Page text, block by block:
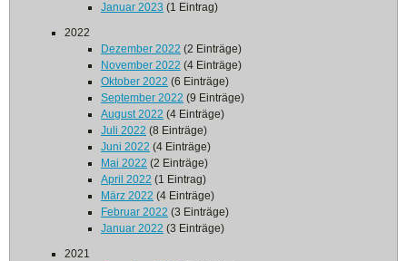
Januar 2023 (1 Eintrag)
2022
Dezember 2022 (2 Einträge)
November 2022 (4 Einträge)
Oktober 2022 (6 Einträge)
September 2022 (9 Einträge)
August 2022 (4 Einträge)
Juli 2022 (8 Einträge)
Juni 2022 (4 Einträge)
Mai 2022 (2 Einträge)
April 2022 (1 Eintrag)
März 2022 (4 Einträge)
Februar 2022 (3 Einträge)
Januar 2022 (3 Einträge)
2021